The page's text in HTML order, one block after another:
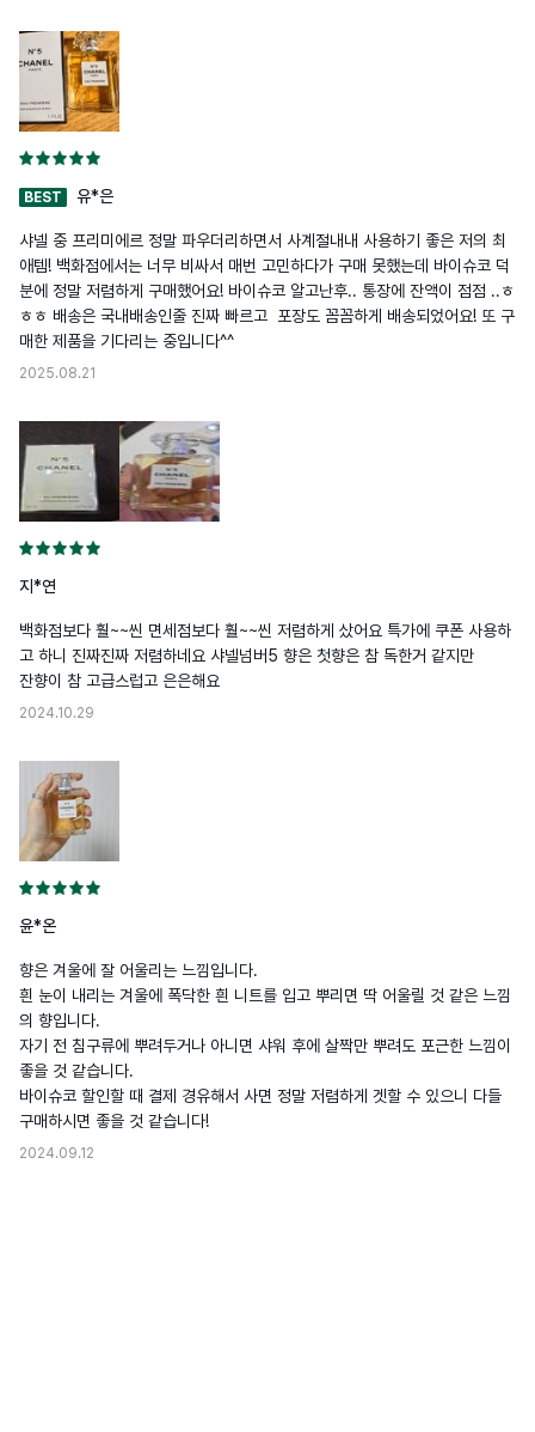
BEST 유*은
샤넬 중 프리미에르 정말 파우더리하면서 사계절내내 사용하기 좋은 저의 최
애템! 백화점에서는 너무 비싸서 매번 고민하다가 구매 못했는데 바이슈코 덕
분에 정말 저렴하게 구매했어요! 바이슈코 알고난후.. 통장에 잔액이 점점 ..ㅎ
ㅎㅎ 배송은 국내배송인줄 진짜 빠르고  포장도 꼼꼼하게 배송되었어요! 또 구
매한 제품을 기다리는 중입니다^^
2025.08.21
지*연
백화점보다 훨~~씬 면세점보다 훨~~씬 저렴하게 샀어요 특가에 쿠폰 사용하
고 하니 진짜진짜 저렴하네요 샤넬넘버5 향은 첫향은 참 독한거 같지만
잔향이 참 고급스럽고 은은해요
2024.10.29
윤*온
향은 겨울에 잘 어울리는 느낌입니다.
흰 눈이 내리는 겨울에 폭닥한 흰 니트를 입고 뿌리면 딱 어울릴 것 같은 느낌
의 향입니다.
자기 전 침구류에 뿌려두거나 아니면 샤워 후에 살짝만 뿌려도 포근한 느낌이
좋을 것 같습니다.
바이슈코 할인할 때 결제 경유해서 사면 정말 저렴하게 겟할 수 있으니 다들
구매하시면 좋을 것 같습니다!
2024.09.12